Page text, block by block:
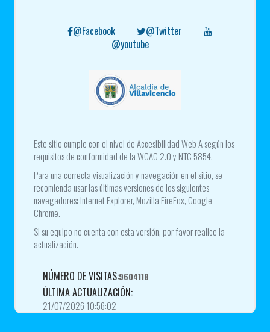
@Facebook
@Twitter
@youtube
Este sitio cumple con el nivel de Accesibilidad Web A según los
requisitos de conformidad de la WCAG 2.0 y NTC 5854.
Para una correcta visualización y navegación en el sitio, se
recomienda usar las últimas versiones de los siguientes
navegadores: Internet Explorer, Mozilla FireFox, Google
Chrome.
Si su equipo no cuenta con esta versión, por favor realice la
actualización.
NÚMERO DE VISITAS:9604118
ÚLTIMA ACTUALIZACIÓN:
21/07/2026 10:56:02